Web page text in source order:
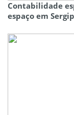
Contabilidade
espaço em